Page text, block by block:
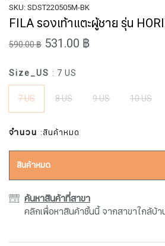
SKU: SDST220505M-BK
FILA รองเท้าแตะผู้ชาย รุ่น
590.00 ฿ 531.00 ฿
Size_US : 7 US
7 US 8 US 9 US 10 US
จำนวน :สินค้าหมด
สินค้าหมด
ค้นหาสินค้าที่สาขา
คลิกเพื่อหาสินค้าชิ้นนี้ จากสาขาใกล้บ้